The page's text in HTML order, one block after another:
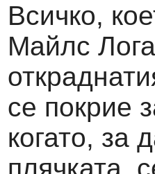
Всичко,
Майлс
се покрие
когато, за